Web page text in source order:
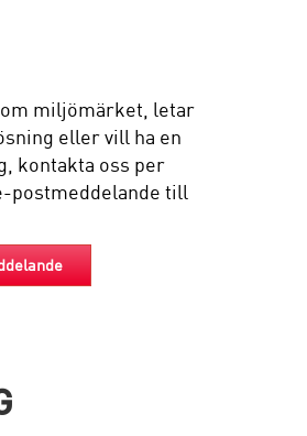
miljömärket, letar
eller vill ha en
kontakta oss per
postmeddelande till